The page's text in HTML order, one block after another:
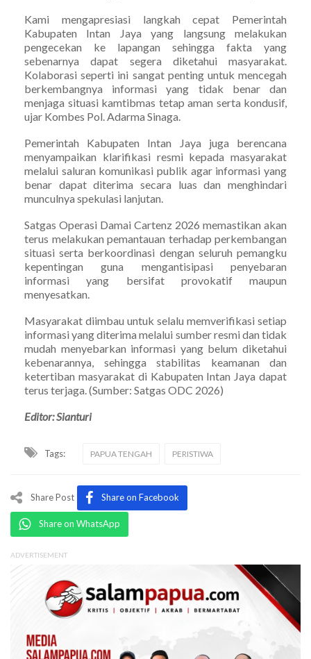
Kami mengapresiasi langkah cepat Pemerintah
Kabupaten Intan Jaya yang langsung melakukan
pengecekan ke lapangan sehingga fakta yang
sebenarnya dapat segera diketahui masyarakat.
Kolaborasi seperti ini sangat penting untuk mencegah
berkembangnya informasi yang tidak benar dan
menjaga situasi kamtibmas tetap aman serta kondusif,
ujar Kombes Pol. Adarma Sinaga.
Pemerintah Kabupaten Intan Jaya juga berencana
menyampaikan klarifikasi resmi kepada masyarakat
melalui saluran komunikasi publik agar informasi yang
benar dapat diterima secara luas dan menghindari
munculnya spekulasi lanjutan.
Satgas Operasi Damai Cartenz 2026 memastikan akan
terus melakukan pemantauan terhadap perkembangan
situasi serta berkoordinasi dengan seluruh pemangku
kepentingan guna mengantisipasi penyebaran
informasi yang bersifat provokatif maupun
menyesatkan.
Masyarakat diimbau untuk selalu memverifikasi setiap
informasi yang diterima melalui sumber resmi dan tidak
mudah menyebarkan informasi yang belum diketahui
kebenarannya, sehingga stabilitas keamanan dan
ketertiban masyarakat di Kabupaten Intan Jaya dapat
terus terjaga. (Sumber: Satgas ODC 2026)
Editor: Sianturi
Tags: PAPUA TENGAH PERISTIWA
Share Post Share on Facebook
Share on WhatsApp
ADVERTISEMENT